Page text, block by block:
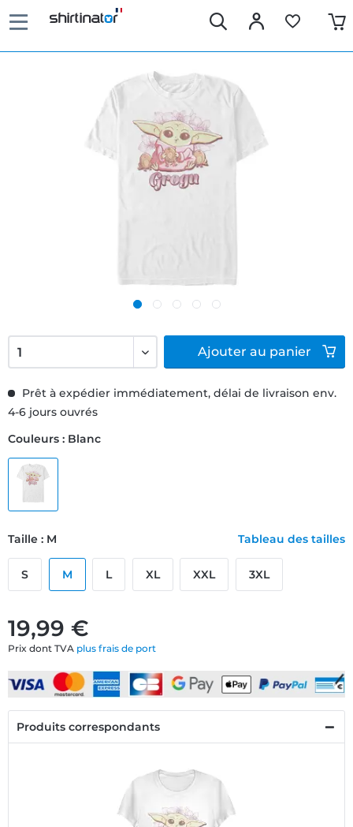
19,99 €
Prix dont TVA plus frais de port
Prêt à expédier immédiatement, délai de livraison env.
4-6 jours ouvrés
Couleurs : Blanc
Taille : M Tableau des tailles
S M L XL XXL 3XL
Ajouter au panier
Produits correspondants